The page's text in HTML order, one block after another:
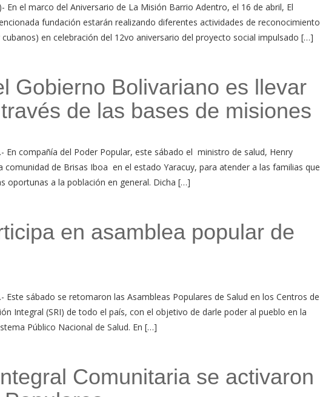
En el marco del Aniversario de La Misión Barrio Adentro, el 16 de abril, El
fundación estarán realizando diferentes actividades de reconocimiento
en celebración del 12vo aniversario del proyecto social impulsado […]
Gobierno Bolivariano es llevar
de las bases de misiones
En compañía del Poder Popular, este sábado el ministro de salud, Henry
de Brisas Iboa en el estado Yaracuy, para atender a las familias que
oportunas a la población en general. Dicha […]
en asamblea popular de
Este sábado se retomaron las Asambleas Populares de Salud en los Centros de
Integral (SRI) de todo el país, con el objetivo de darle poder al pueblo en la
Público Nacional de Salud. En […]
Comunitaria se activaron